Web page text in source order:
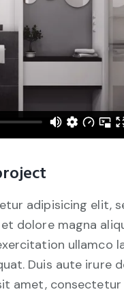
adipisicing elit,
dolore magna
ullamco
Duis aute irure
amet, consectetur